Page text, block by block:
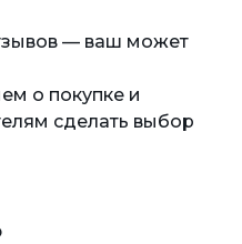
— ваш может
о покупке и
сделать выбор